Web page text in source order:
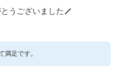
うございました
満足です。